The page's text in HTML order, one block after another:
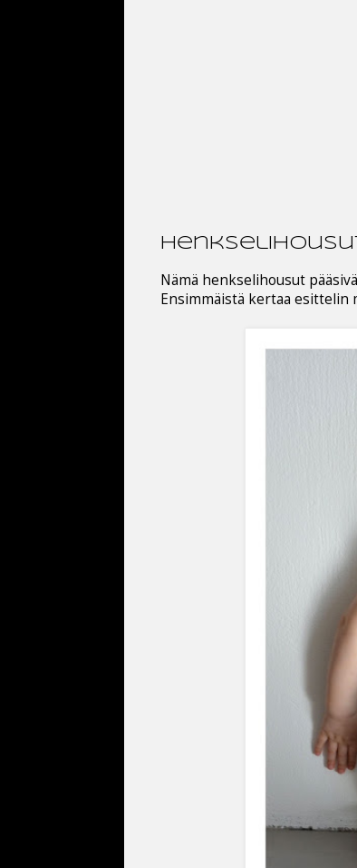
Nämä henkselihousut
Ensimmäistä kertaa esittelin